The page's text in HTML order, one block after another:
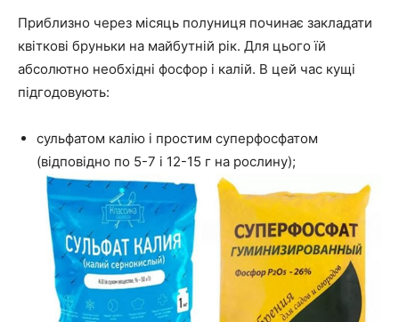
Приблизно через місяць полуниця починає закладати
квіткові бруньки на майбутній рік. Для цього їй
абсолютно необхідні фосфор і калій. В цей час кущі
підгодовують:
сульфатом калію і простим суперфосфатом
(відповідно по 5-7 і 12-15 г на рослину);